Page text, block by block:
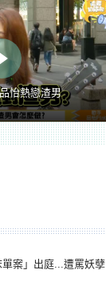
怡熱戀渣男
罵妖孽下地獄 張淑娟批：舌頭殺人有罪